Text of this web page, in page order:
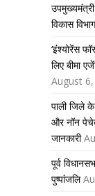
उपमुख्यमंत्री
विकास
‘इंश्योरेंस
लिए बीमा
August
पाली जिले
और नॉन
जानकारी
पूर्व
पुष्पांजलि